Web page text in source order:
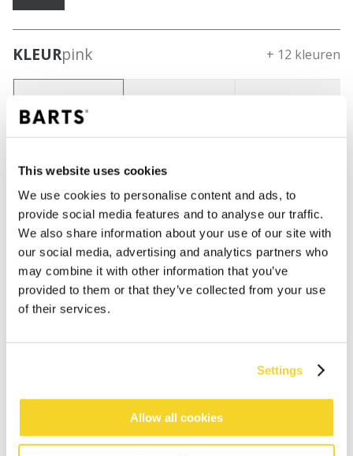
This website uses cookies
We use cookies to personalise content and ads, to
provide social media features and to analyse our traffic.
We also share information about your use of our site with
our social media, advertising and analytics partners who
may combine it with other information that you’ve
provided to them or that they’ve collected from your use
of their services.
Settings
Allow all cookies
KLEURpink + 12 kleuren
worden geplaatst, worden dezelfde dag verzonden
Gratis verzending voor orders boven € 50,- binnen
NL